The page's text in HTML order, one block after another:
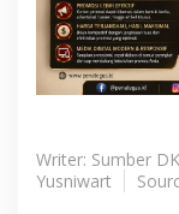
Writer: Sumber
Yusniwart